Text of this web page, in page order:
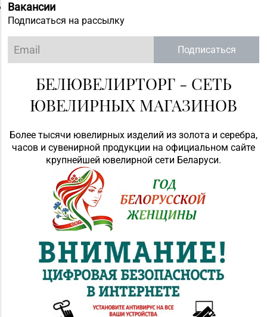
Вакансии
Подписаться на рассылку
Подписаться
БЕЛЮВЕЛИРТОРГ - СЕТЬ
ЮВЕЛИРНЫХ МАГАЗИНОВ
Более тысячи ювелирных изделий из золота и серебра,
часов и сувенирной продукции на официальном сайте
крупнейшей ювелирной сети Беларуси.